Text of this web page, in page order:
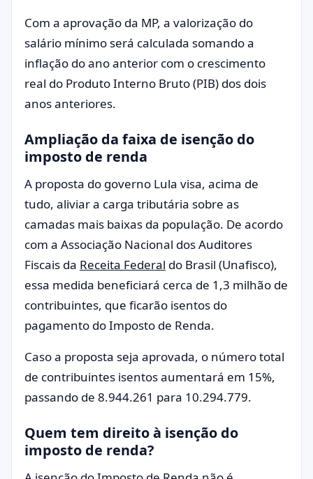
Com a aprovação da MP, a valorização do
salário mínimo será calculada somando a
inflação do ano anterior com o crescimento
real do Produto Interno Bruto (PIB) dos dois
anos anteriores.
Ampliação da faixa de isenção do
imposto de renda
A proposta do governo Lula visa, acima de
tudo, aliviar a carga tributária sobre as
camadas mais baixas da população. De acordo
com a Associação Nacional dos Auditores
Fiscais da Receita Federal do Brasil (Unafisco),
essa medida beneficiará cerca de 1,3 milhão de
contribuintes, que ficarão isentos do
pagamento do Imposto de Renda.
Caso a proposta seja aprovada, o número total
de contribuintes isentos aumentará em 15%,
passando de 8.944.261 para 10.294.779.
Quem tem direito à isenção do
imposto de renda?